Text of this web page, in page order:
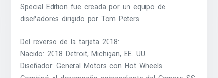
Special Edition fue creada por un equipo de
diseñadores dirigido por Tom Peters.
Del reverso de la tarjeta 2018:
Nacido: 2018 Detroit, Michigan, EE. UU.
Diseñador: General Motors con Hot Wheels